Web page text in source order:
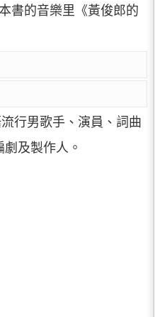
書的音樂里《黃俊郎的
行男歌手、演員、詞曲
及製作人。